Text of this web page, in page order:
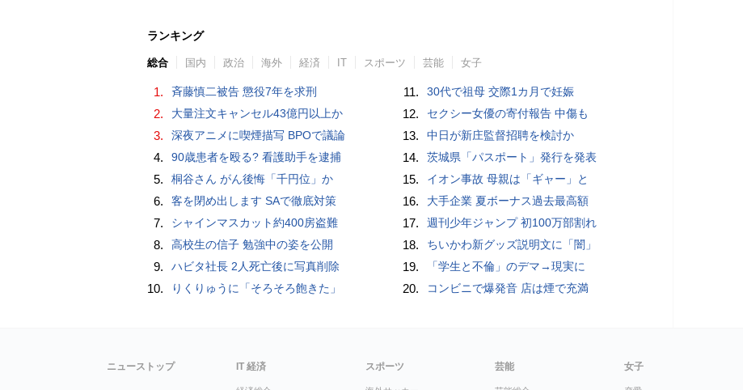
ランキング
総合 国内 政治 海外 経済 IT スポーツ 芸能 女子
1. 斉藤慎二被告 懲役7年を求刑
2. 大量注文キャンセル43億円以上か
3. 深夜アニメに喫煙描写 BPOで議論
4. 90歳患者を殴る? 看護助手を逮捕
5. 桐谷さん がん後悔「千円位」か
6. 客を閉め出します SAで徹底対策
7. シャインマスカット約400房盗難
8. 高校生の信子 勉強中の姿を公開
9. ハビタ社長 2人死亡後に写真削除
10. りくりゅうに「そろそろ飽きた」
11. 30代で祖母 交際1カ月で妊娠
12. セクシー女優の寄付報告 中傷も
13. 中日が新庄監督招聘を検討か
14. 茨城県「パスポート」発行を発表
15. イオン事故 母親は「ギャー」と
16. 大手企業 夏ボーナス過去最高額
17. 週刊少年ジャンプ 初100万部割れ
18. ちいかわ新グッズ説明文に「闇」
19. 「学生と不倫」のデマ→現実に
20. コンビニで爆発音 店は煙で充満
ニューストップ IT 経済 スポーツ 芸能 女子